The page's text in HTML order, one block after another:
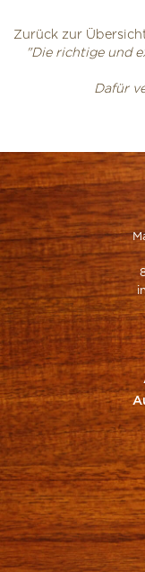
Zurück zur
"Die richtige und
Dafür